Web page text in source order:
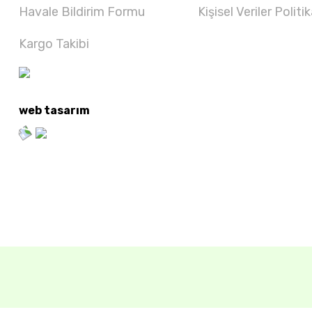
Havale Bildirim Formu
Kargo Takibi
Kişisel Veriler
web tasarım